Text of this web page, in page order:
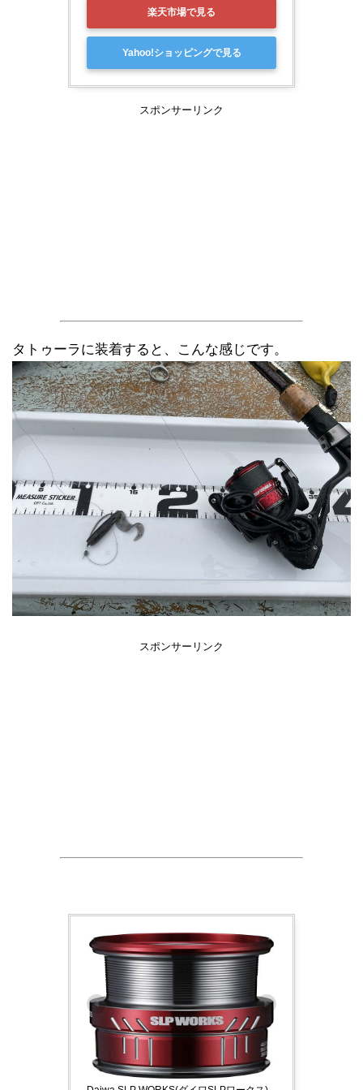
楽天市場で見る
Yahoo!ショッピングで見る
スポンサーリンク
タトゥーラに装着すると、こんな感じです。
スポンサーリンク